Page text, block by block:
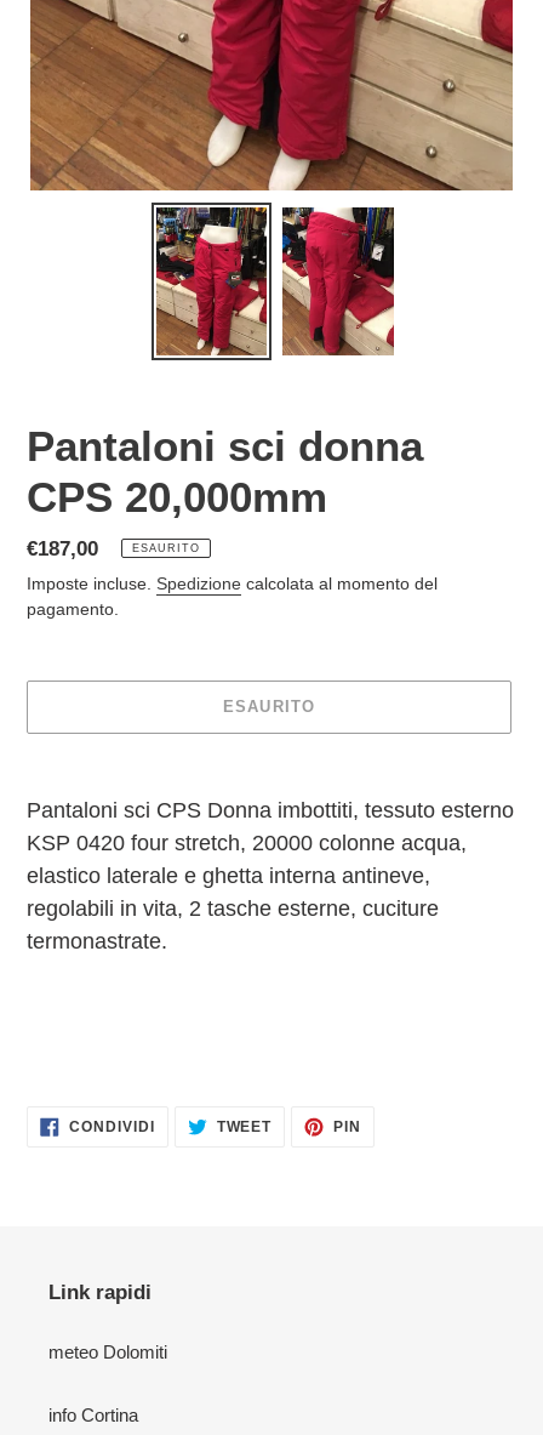
Pantaloni sci donna
CPS 20,000mm
Prezzo
di
listino
€187,00 ESAURITO
Imposte incluse. Spedizione calcolata al momento del
pagamento.
ESAURITO
prodotto
nel
carrello
Pantaloni sci CPS Donna imbottiti, tessuto esterno
KSP 0420 four stretch, 20000 colonne acqua,
elastico laterale e ghetta interna antineve,
regolabili in vita, 2 tasche esterne, cuciture
termonastrate.
CONDIVIDI CONDIVIDITWEETTWITTA
PIN
Link rapidi
meteo Dolomiti
info Cortina